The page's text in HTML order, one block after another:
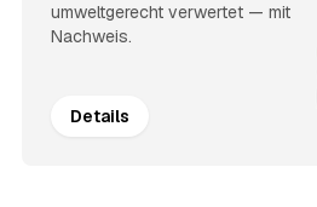
umweltgerecht verwertet — mit
Nachweis.
Details